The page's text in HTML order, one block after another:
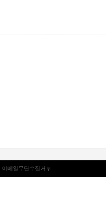
이메일무단수집거부